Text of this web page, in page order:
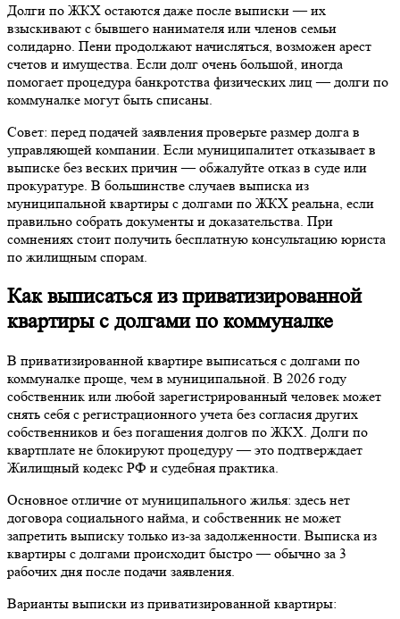
Долги по ЖКХ остаются даже после выписки — их
взыскивают с бывшего нанимателя или членов семьи
солидарно. Пени продолжают начисляться, возможен арест
счетов и имущества. Если долг очень большой, иногда
помогает процедура банкротства физических лиц — долги по
коммуналке могут быть списаны.
Совет: перед подачей заявления проверьте размер долга в
управляющей компании. Если муниципалитет отказывает в
выписке без веских причин — обжалуйте отказ в суде или
прокуратуре. В большинстве случаев выписка из
муниципальной квартиры с долгами по ЖКХ реальна, если
правильно собрать документы и доказательства. При
сомнениях стоит получить бесплатную консультацию юриста
по жилищным спорам.
Как выписаться из приватизированной
квартиры с долгами по коммуналке
В приватизированной квартире выписаться с долгами по
коммуналке проще, чем в муниципальной. В 2026 году
собственник или любой зарегистрированный человек может
снять себя с регистрационного учета без согласия других
собственников и без погашения долгов по ЖКХ. Долги по
квартплате не блокируют процедуру — это подтверждает
Жилищный кодекс РФ и судебная практика.
Основное отличие от муниципального жилья: здесь нет
договора социального найма, и собственник не может
запретить выписку только из-за задолженности. Выписка из
квартиры с долгами происходит быстро — обычно за 3
рабочих дня после подачи заявления.
Варианты выписки из приватизированной квартиры: